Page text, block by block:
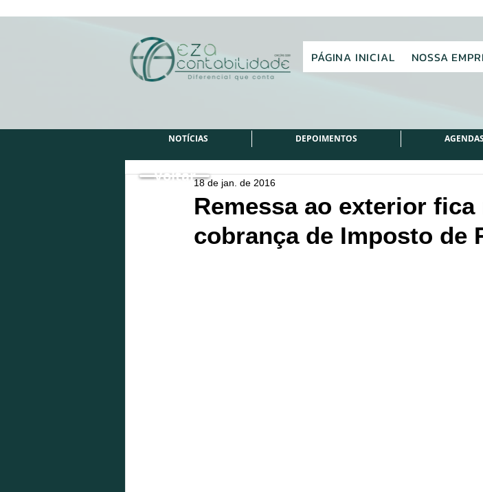
PÁGINA INICIAL NOSSA
NOTÍCIAS DEPOIMENTOS AGENDAS
Remessa ao exterior
cobrança de Imposto de
18 de jan. de 2016
Voltar